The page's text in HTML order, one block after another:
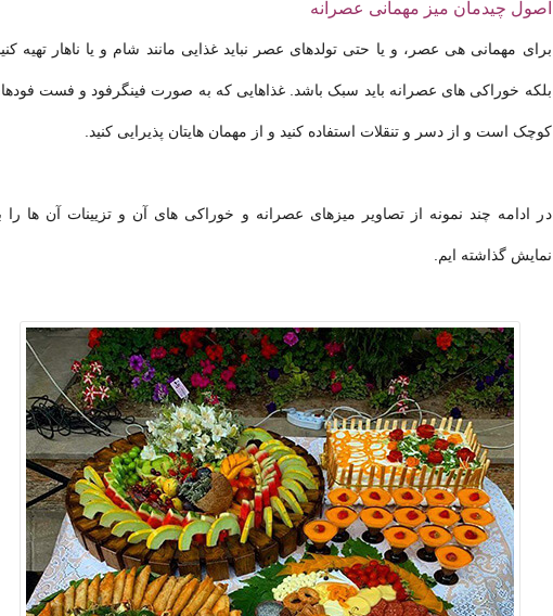
اصول چیدمان میز مهمانی عصرانه
برای مهمانی هی عصر، و یا حتی تولدهای عصر نباید غذایی مانند شام و یا ناهار تهیه
بلکه خوراکی های عصرانه باید سبک باشد. غذاهایی که به صورت فینگرفود و فست
کوچک است و از دسر و تنقلات استفاده کنید و از مهمان هایتان پذیرایی کنید.
در ادامه چند نمونه از تصاویر میزهای عصرانه و خوراکی های آن و تزیینات آن ها را
نمایش گذاشته ایم.